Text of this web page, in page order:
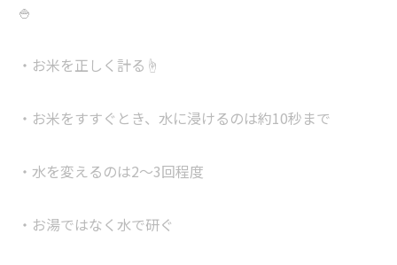
🍚
・お米を正しく計る☝
・お米をすすぐとき、水に浸けるのは約10秒まで
・水を変えるのは2〜3回程度
・お湯ではなく水で研ぐ